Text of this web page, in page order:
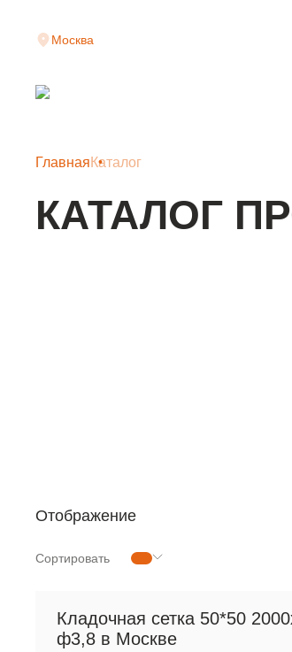
Москва
Главная Каталог
КАТАЛОГ
Отображение
Сортировать
Кладочная сетка 50*50
ф3,8 в Москве